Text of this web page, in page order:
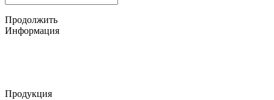
Продолжить
Информация
Продукция